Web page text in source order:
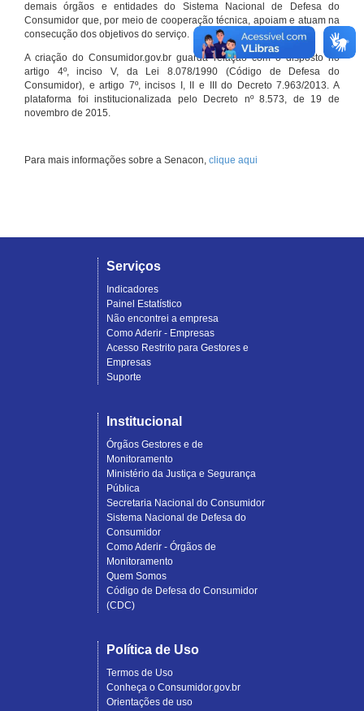
demais órgãos e entidades do Sistema Nacional de Defesa do
Consumidor que, por meio de cooperação técnica, apoiam e atuam na
consecução dos objetivos do serviço.
A criação do Consumidor.gov.br guarda relação com o disposto no
artigo 4º, inciso V, da Lei 8.078/1990 (Código de Defesa do
Consumidor), e artigo 7º, incisos I, II e III do Decreto 7.963/2013. A
plataforma foi institucionalizada pelo Decreto nº 8.573, de 19 de
novembro de 2015.
Para mais informações sobre a Senacon, clique aqui
Serviços
Indicadores
Painel Estatístico
Não encontrei a empresa
Como Aderir - Empresas
Acesso Restrito para Gestores e
Empresas
Suporte
Institucional
Órgãos Gestores e de
Monitoramento
Ministério da Justiça e Segurança
Pública
Secretaria Nacional do Consumidor
Sistema Nacional de Defesa do
Consumidor
Como Aderir - Órgãos de
Monitoramento
Quem Somos
Código de Defesa do Consumidor
(CDC)
Política de Uso
Termos de Uso
Conheça o Consumidor.gov.br
Orientações de uso